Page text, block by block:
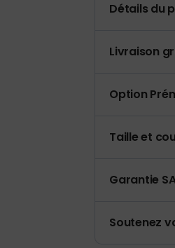
Détails du
Livraison
Option
Taille et
Garantie
Soutenez